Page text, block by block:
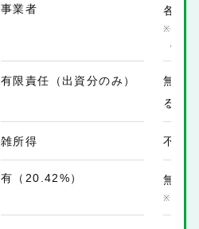
事業者 各投
登記名
の単独
有限責任（出資分のみ）
無限
る）
雑所得 不動
有（20.42%） 無